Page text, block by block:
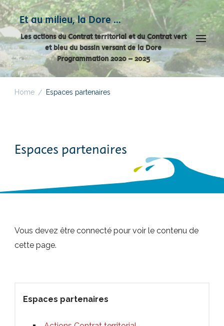
Et au milieu, la Dore …
Les actions du Contrat territorial et du Contrat vert
et bleu du bassin versant de la Dore
Programmation 2020 – 2025
Home / Espaces partenaires
Espaces partenaires
Vous devez être connecté pour voir le contenu de
cette page.
Espaces partenaires
Panneau de gestion des cookies